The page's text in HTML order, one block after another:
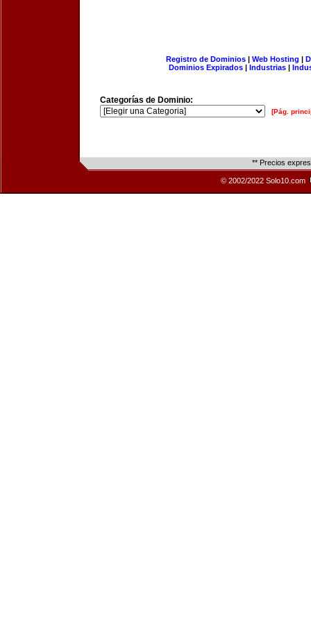
Registro de Dominios| Web Hosting |
Dominios Expirados | Industrias |
Categorías de Dominio:
[Pág.
** Precios
© 2002/2022 Solo10.com